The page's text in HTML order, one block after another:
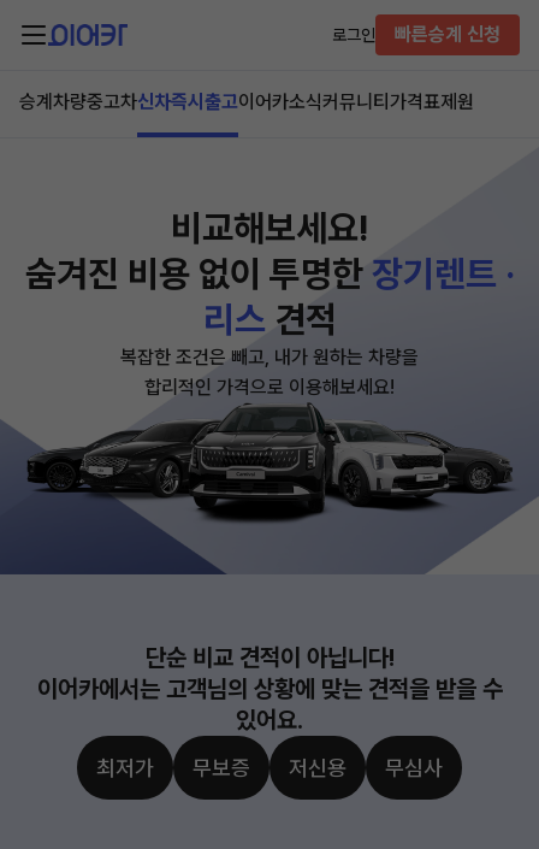
로그인 빠른승계 신청
승계차량중고차신차즉시출고이어카소식커뮤니티 가격표제원
비교해보세요!
숨겨진 비용 없이 투명한장기렌트 ·
리스 견적
복잡한 조건은 빼고, 내가 원하는 차량을
합리적인 가격으로 이용해보세요!
단순 비교 견적이 아닙니다!
이어카에서는 고객님의 상황에 맞는 견적을 받을 수
있어요.
최저가 무보증 저신용 무심사